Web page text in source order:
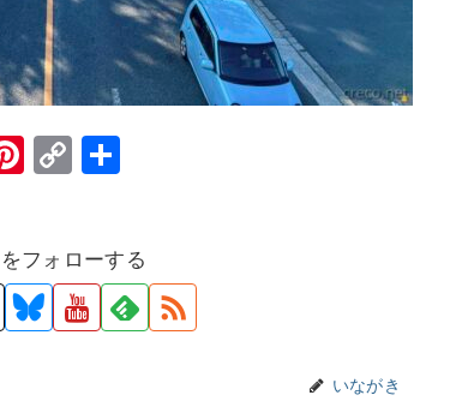
Pi
e
st
C
y
Li
フォローする
いながき